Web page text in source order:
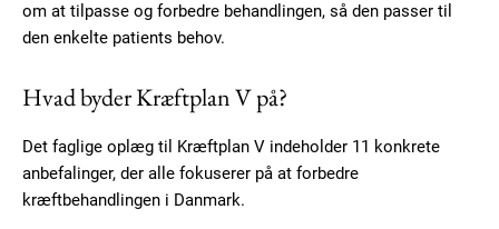
om at tilpasse og forbedre behandlingen, så den passer til
den enkelte patients behov.
Hvad byder Kræftplan V på?
Det faglige oplæg til Kræftplan V indeholder 11 konkrete
anbefalinger, der alle fokuserer på at forbedre
kræftbehandlingen i Danmark.